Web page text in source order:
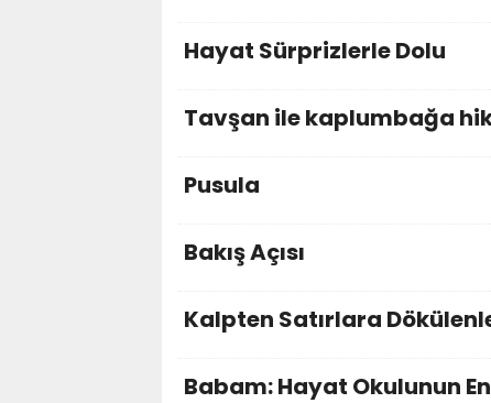
Hayat Sürprizlerle Dolu
Tavşan ile kaplumbağa
Pusula
Bakış Açısı
Kalpten Satırlara
Babam: Hayat Okulunun